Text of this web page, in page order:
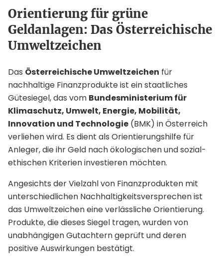
Orientierung für grüne
Geldanlagen: Das Österreichische
Umweltzeichen
Das Österreichische Umweltzeichen für
nachhaltige Finanzprodukte ist ein staatliches
Gütesiegel, das vom Bundesministerium für
Klimaschutz, Umwelt, Energie, Mobilität,
Innovation und Technologie (BMK) in Österreich
verliehen wird. Es dient als Orientierungshilfe für
Anleger, die ihr Geld nach ökologischen und sozial-
ethischen Kriterien investieren möchten.
Angesichts der Vielzahl von Finanzprodukten mit
unterschiedlichen Nachhaltigkeitsversprechen ist
das Umweltzeichen eine verlässliche Orientierung.
Produkte, die dieses Siegel tragen, wurden von
unabhängigen Gutachtern geprüft und deren
positive Auswirkungen bestätigt.